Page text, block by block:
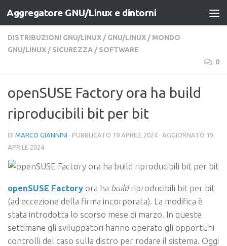
Salta al contenuto
Aggregatore GNU/Linux e dintorni
DISTRIBUZIONI GNU/LINUX / GNU/LINUX / MONDO
GNU/LINUX / SICUREZZA / SOFTWARE
0
openSUSE Factory ora ha build
riproducibili bit per bit
DI MARCO GIANNINI · PUBBLICATO 19 APRILE 2024 · AGGIORNATO 19
APRILE 2024
openSUSE Factory ora ha buildriproducibili bit per bit
(ad eccezione della firma incorporata). La modifica è
stata introdotta lo scorso mese di marzo. In queste
settimane gli sviluppatori hanno operato gli opportuni
controlli del caso sulla distro per rodare il sistema. Oggi